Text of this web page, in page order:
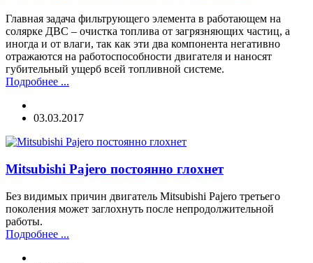
Главная задача фильтрующего элемента в работающем на
солярке ДВС – очистка топлива от загрязняющих частиц, а
иногда и от влаги, так как эти два компонента негативно
отражаются на работоспособности двигателя и наносят
губительный ущерб всей топливной системе.
Подробнее ...
03.03.2017
Mitsubishi Pajero постоянно глохнет
Без видимых причин двигатель Mitsubishi Pajero третьего
поколения может заглохнуть после непродолжительной
работы.
Подробнее ...